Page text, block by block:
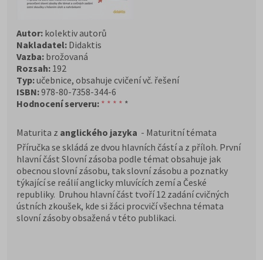
Autor: kolektiv autorů
Nakladatel: Didaktis
Vazba: brožovaná
Rozsah: 192
Typ:učebnice, obsahuje cvičení vč. řešení
ISBN:978-80-7358-344-6
Hodnocení serveru: * * * * *
Maturita z anglického jazyka - Maturitní témata
Příručka se skládá ze dvou hlavních částí a z příloh. První
hlavní část Slovní zásoba podle témat obsahuje jak
obecnou slovní zásobu, tak slovní zásobu a poznatky
týkající se reálií anglicky mluvících zemí a České
republiky. Druhou hlavní část tvoří 12 zadání cvičných
ústních zkoušek, kde si žáci procvičí všechna témata
slovní zásoby obsažená v této publikaci.